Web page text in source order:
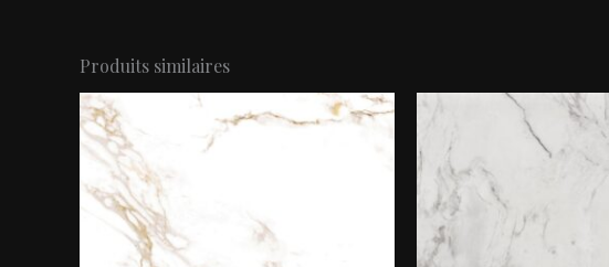
Produits similaires